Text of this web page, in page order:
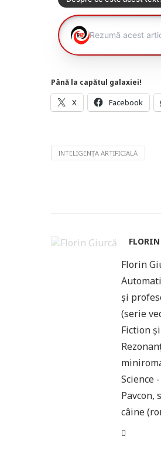
Până la capătul galaxiei!
X Facebook
INTELIGENȚA ARTIFICIALĂ
Florin
și
(serie
Fiction
Science
Pavcon,
câine